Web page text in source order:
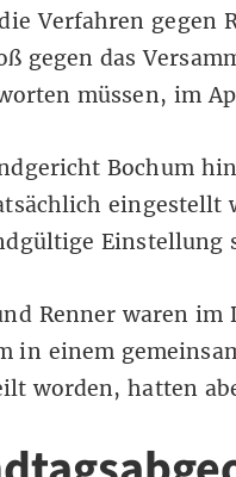
Verfahren gegen
gegen das
müssen, im
Bochum
eingestellt
Einstellung
Renner waren im
in einem
worden, hatten